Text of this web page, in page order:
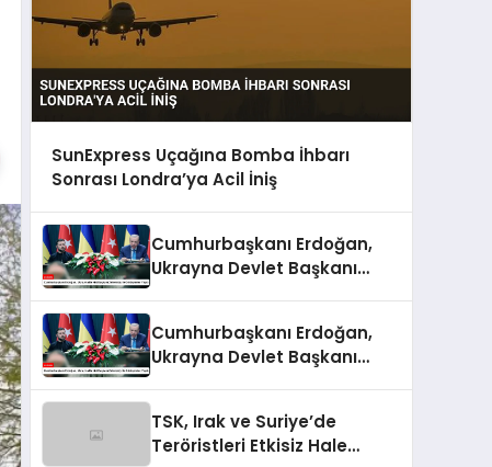
SunExpress Uçağına Bomba İhbarı
Sonrası Londra’ya Acil İniş
Cumhurbaşkanı Erdoğan,
Ukrayna Devlet Başkanı
Cumhurbaşkanı Erdoğan,
Ukrayna Devlet Başkanı
TSK, Irak ve Suriye’de
Teröristleri Etkisiz Hale